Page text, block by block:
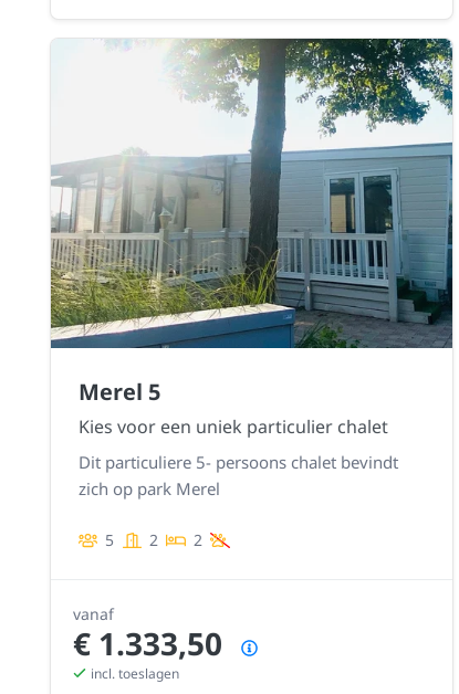
Merel 5
Kies voor een uniek particulier chalet
Dit particuliere 5- persoons chalet bevindt
zich op park Merel
5 2 2
vanaf
€ 1.333,50
incl. toeslagen